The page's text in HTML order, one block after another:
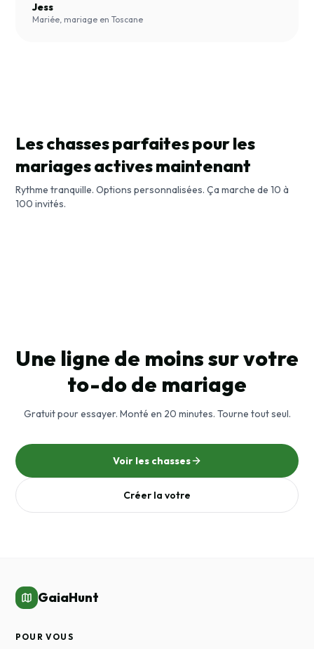
Jess
Mariée, mariage en Toscane
Les chasses parfaites pour les
mariages actives maintenant
Rythme tranquille. Options personnalisées. Ça marche de 10 à
100 invités.
Une balade dans l'histoire de Rome
Art nouveau à Bruxelles
Une ligne de moins sur votre
to-do de mariage
Gratuit pour essayer. Monté en 20 minutes. Tourne tout seul.
Voir les chasses
Créer la votre
GaiaHunt
POUR VOUS